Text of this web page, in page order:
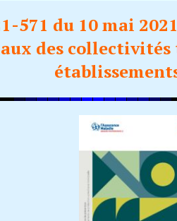
571 du 10 mai
des